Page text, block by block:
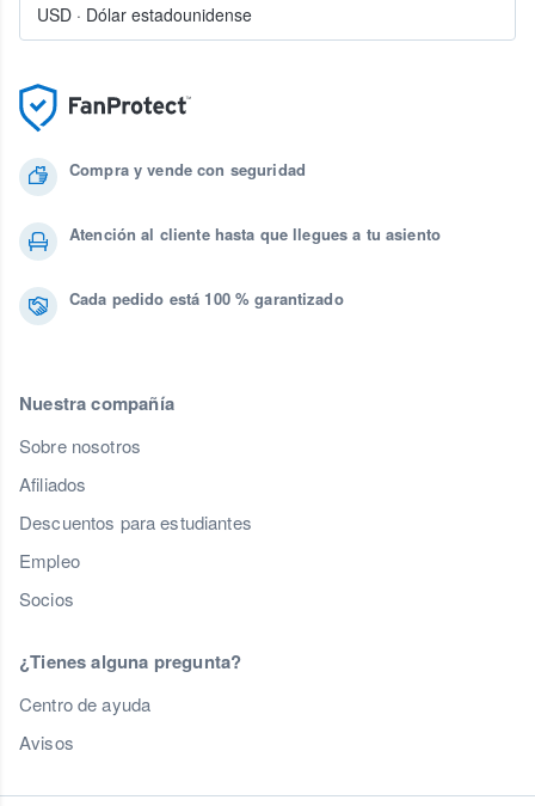
Compra y vende con seguridad
Atención al cliente hasta que llegues a tu asiento
Cada pedido está 100 % garantizado
Nuestra compañía
Sobre nosotros
Afiliados
Descuentos para estudiantes
Empleo
Socios
¿Tienes alguna pregunta?
Centro de ayuda
Avisos
USD · Dólar estadounidense